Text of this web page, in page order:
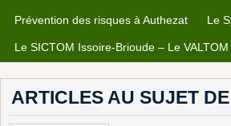
Prévention des risques à Authezat Le
Le SICTOM Issoire-Brioude – Le VALTOM
ARTICLES AU SUJET